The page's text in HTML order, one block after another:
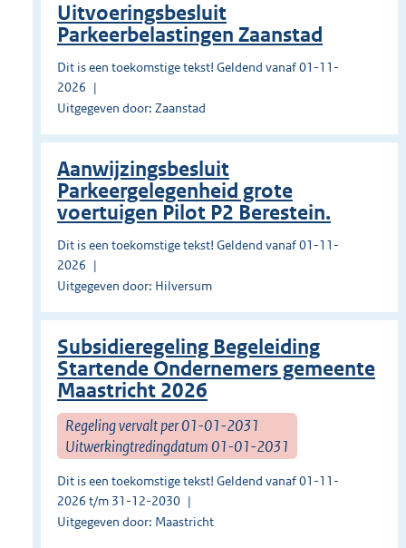
Uitvoeringsbesluit
Parkeerbelastingen Zaanstad
Dit is een toekomstige tekst! Geldend vanaf 01-11-
2026
Uitgegeven door: Zaanstad
Aanwijzingsbesluit
Parkeergelegenheid grote
voertuigen Pilot P2 Berestein.
Dit is een toekomstige tekst! Geldend vanaf 01-11-
2026
Uitgegeven door: Hilversum
Subsidieregeling Begeleiding
Startende Ondernemers gemeente
Maastricht 2026
Regeling vervalt per 01-01-2031
Uitwerkingtredingdatum 01-01-2031
Dit is een toekomstige tekst! Geldend vanaf 01-11-
2026 t/m 31-12-2030
Uitgegeven door: Maastricht